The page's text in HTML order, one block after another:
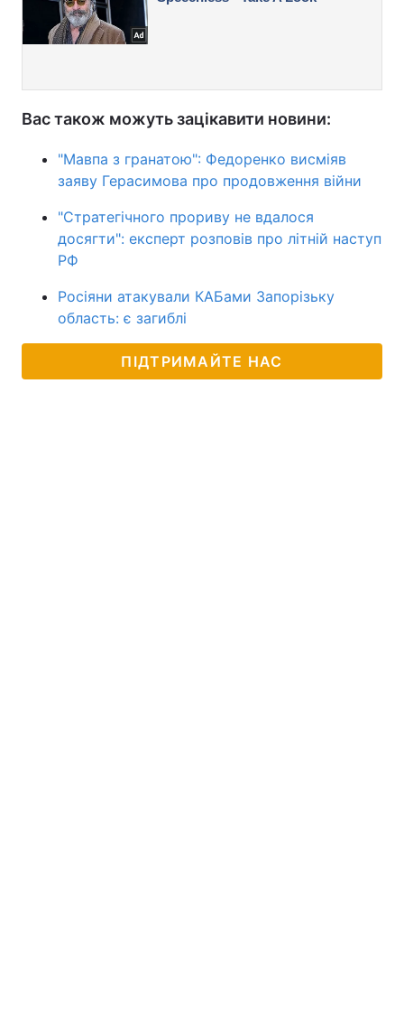
Вас також можуть зацікавити новини:
"Мавпа з гранатою": Федоренко висміяв
заяву Герасимова про продовження війни
"Стратегічного прориву не вдалося
досягти": експерт розповів про літній наступ
РФ
Росіяни атакували КАБами Запорізьку
область: є загиблі
ПІДТРИМАЙТЕ НАС